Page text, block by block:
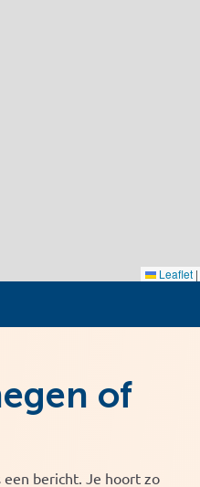
Leaflet |
of
bericht. Je hoort zo